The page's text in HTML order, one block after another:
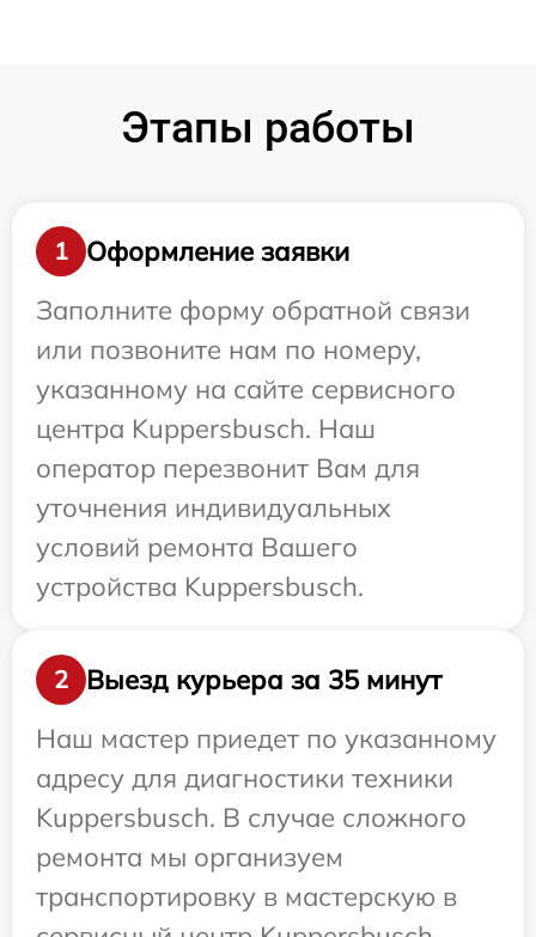
Этапы работы
1
Оформление заявки
Заполните форму обратной связи
или позвоните нам по номеру,
указанному на сайте сервисного
центра Kuppersbusch. Наш
оператор перезвонит Вам для
уточнения индивидуальных
условий ремонта Вашего
устройства Kuppersbusch.
2
Выезд курьера за 35 минут
Наш мастер приедет по указанному
адресу для диагностики техники
Kuppersbusch. В случае сложного
ремонта мы организуем
транспортировку в мастерскую в